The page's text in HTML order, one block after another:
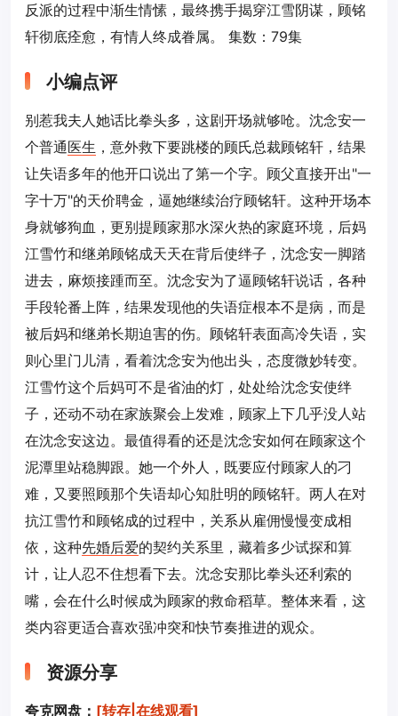
反派的过程中渐生情愫，最终携手揭穿江雪阴谋，顾铭
轩彻底痊愈，有情人终成眷属。 集数：79集
小编点评
别惹我夫人她话比拳头多，这剧开场就够呛。沈念安一
个普通医生 ，意外救下要跳楼的顾氏总裁顾铭轩，结果
让失语多年的他开口说出了第一个字。顾父直接开出"一
字十万"的天价聘金，逼她继续治疗顾铭轩。这种开场本
身就够狗血，更别提顾家那水深火热的家庭环境，后妈
江雪竹和继弟顾铭成天天在背后使绊子，沈念安一脚踏
进去，麻烦接踵而至。沈念安为了逼顾铭轩说话，各种
手段轮番上阵，结果发现他的失语症根本不是病，而是
被后妈和继弟长期迫害的伤。顾铭轩表面高冷失语，实
则心里门儿清，看着沈念安为他出头，态度微妙转变。
江雪竹这个后妈可不是省油的灯，处处给沈念安使绊
子，还动不动在家族聚会上发难，顾家上下几乎没人站
在沈念安这边。最值得看的还是沈念安如何在顾家这个
泥潭里站稳脚跟。她一个外人，既要应付顾家人的刁
难，又要照顾那个失语却心知肚明的顾铭轩。两人在对
抗江雪竹和顾铭成的过程中，关系从雇佣慢慢变成相
依，这种先婚后爱的契约关系里，藏着多少试探和算
计，让人忍不住想看下去。沈念安那比拳头还利索的
嘴，会在什么时候成为顾家的救命稻草。整体来看，这
类内容更适合喜欢强冲突和快节奏推进的观众。
资源分享
夸克网盘： [转存|在线观看]